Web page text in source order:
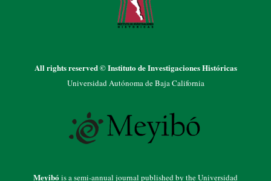
All rights reserved © Instituto de Investigaciones Históricas
Universidad Autónoma de Baja California
Meyibóis a semi-annual journal published by the Universidad